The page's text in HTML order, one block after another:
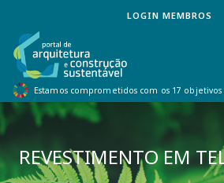
LOGIN MEMBROS
Estamos comprometidos com os 17
REVESTIMENTO EM